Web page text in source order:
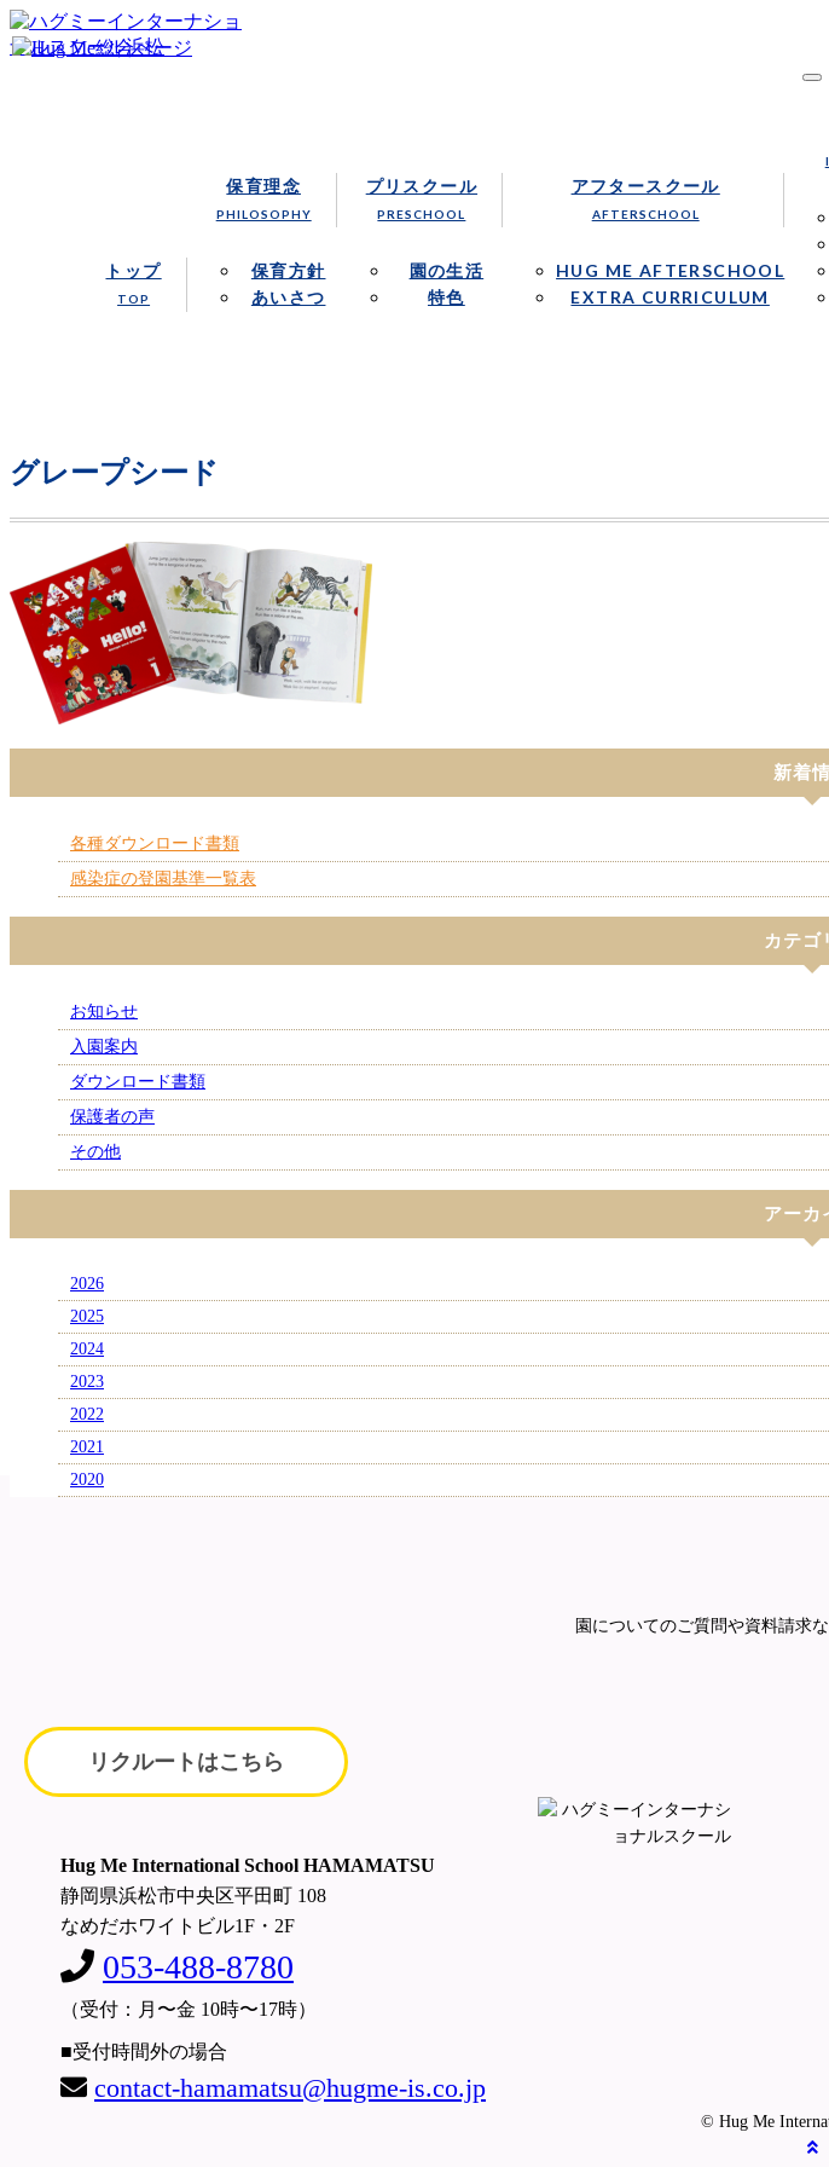
浜松市にあるハグミー・インターナショナルスクールでは、1才からの英語保育を行います。
トップ
TOP
保育理念
PHILOSOPHY
保育方針
あいさつ
プリスクール
PRESCHOOL
園の生活
特色
アフタースクール
AFTERSCHOOL
HUG ME AFTERSCHOOL
EXTRA CURRICULUM
グレープシード
新着
各種ダウンロード書類
感染症の登園基準一覧表
カテゴ
お知らせ
入園案内
ダウンロード書類
保護者の声
その他
アーカ
2026
2025
2024
2023
2022
2021
2020
園についてのご質問や資料請求な
リクルートはこちら
Hug Me International School HAMAMATSU
静岡県浜松市中央区平田町 108
なめだホワイトビル1F・2F
053-488-8780
（受付：月〜金 10時〜17時）
■受付時間外の場合
contact-hamamatsu@hugme-is.co.jp
© Hug Me